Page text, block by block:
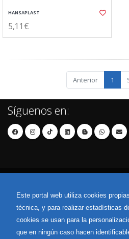
Este portal web utiliza cookies
técnica, y para realizar estadísticas
cookies se usan para la
que en ningún caso hacen
HANSAPLAST
5,11€
Anterior 1
Síguenos en:
Contacto Aviso